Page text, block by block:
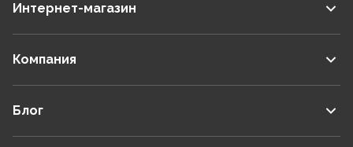
Интернет-магазин
Компания
Блог